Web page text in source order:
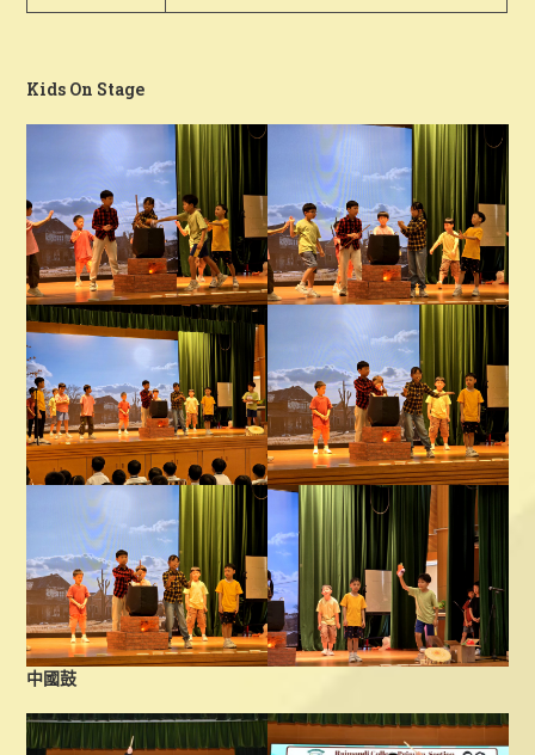
Kids On Stage
中國鼓
已訂購《2024-2025校刊》的學生可於以下時間親身或
委託他人到校領取校刊：
日期：8/7 – 31/8/2026
時間：星期一至五，上午九時至下午四時
地點：一樓校務處
備註：領取校刊時需要說出學生班別及姓名，以資識別。